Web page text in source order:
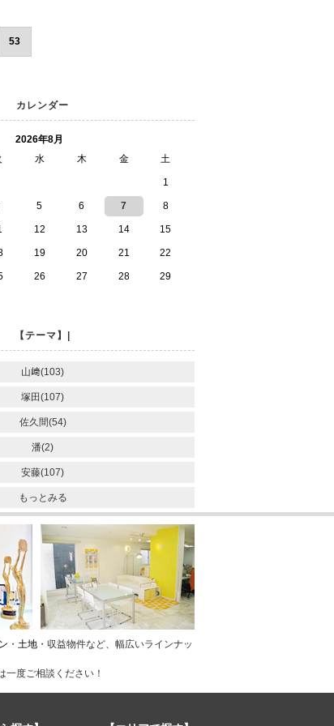
53
カレンダー
2026年8月
水 木 金 土
1
5 6 7 8
12 13 14 15
19 20 21 22
26 27 28 29
【テーマ】|
山﨑(103)
塚田(107)
佐久間(54)
潘(2)
安藤(107)
もっとみる
・ 土地 ・収益物件など、幅広いラインナッ
度ご相談ください！